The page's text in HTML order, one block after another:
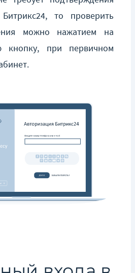
то проверить
можно нажатием на
кнопку, при первичном